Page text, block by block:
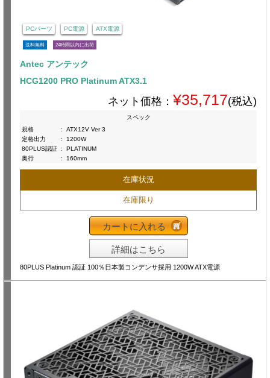
PCパーツ PC電源 ATX電源
送料無料 24時間以内に出荷
Antec アンテック
HCG1200 PRO Platinum ATX3.1
ネット価格： ¥35,717(税込)
スペック
規格
:
ATX12V Ver 3
定格出力
:
1200W
80PLUS認証 :
PLATINUM
奥行
: 160mm
在庫状況
在庫限り
カートに入れる
詳細はこちら
80PLUS Platinum 認証 100％日本製コンデンサ採用 1200W ATX電源